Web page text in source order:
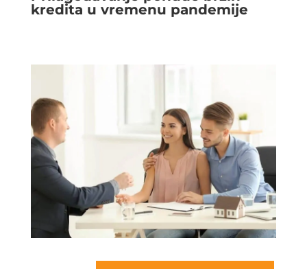
kredita u vremenu pandemije